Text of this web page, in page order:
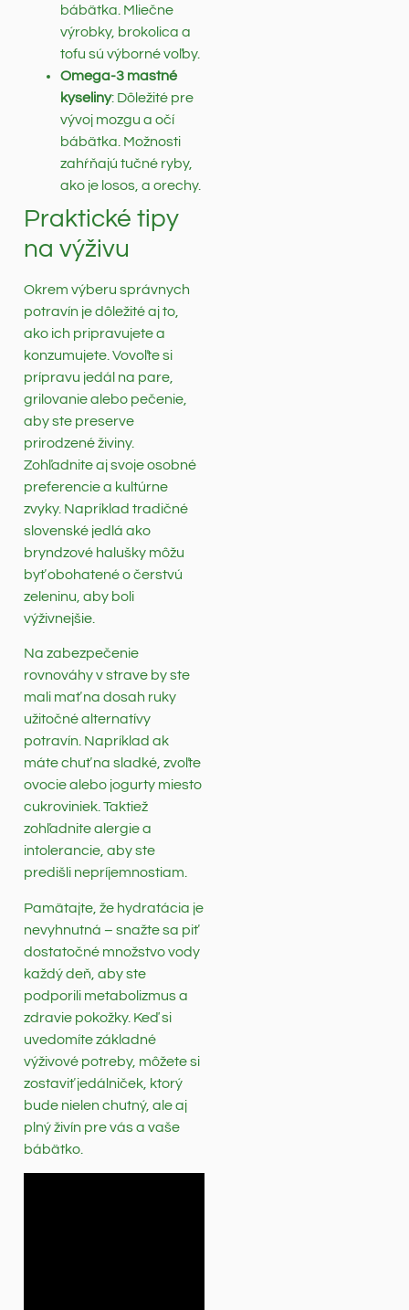
bábätka. Mliečne
výrobky, brokolica a
tofu sú výborné voľby.
Omega-3 mastné
kyseliny: Dôležité pre
vývoj mozgu a očí
bábätka. Možnosti
zahŕňajú tučné ryby,
ako je losos, a orechy.
Praktické tipy
na výživu
Okrem výberu správnych
potravín je dôležité aj to,
ako ich pripravujete a
konzumujete. Vovoľte si
prípravu jedál na pare,
grilovanie alebo pečenie,
aby ste preserve
prirodzené živiny.
Zohľadnite aj svoje osobné
preferencie a kultúrne
zvyky. Napríklad tradičné
slovenské jedlá ako
bryndzové halušky môžu
byť obohatené o čerstvú
zeleninu, aby boli
výživnejšie.
Na zabezpečenie
rovnováhy v strave by ste
mali mať na dosah ruky
užitočné alternatívy
potravín. Napríklad ak
máte chuť na sladké, zvoľte
ovocie alebo jogurty miesto
cukroviniek. Taktiež
zohľadnite alergie a
intolerancie, aby ste
predišli nepríjemnostiam.
Pamätajte, že hydratácia je
nevyhnutná – snažte sa piť
dostatočné množstvo vody
každý deň, aby ste
podporili metabolizmus a
zdravie pokožky. Keď si
uvedomíte základné
výživové potreby, môžete si
zostaviť jedálniček, ktorý
bude nielen chutný, ale aj
plný živín pre vás a vaše
bábätko.